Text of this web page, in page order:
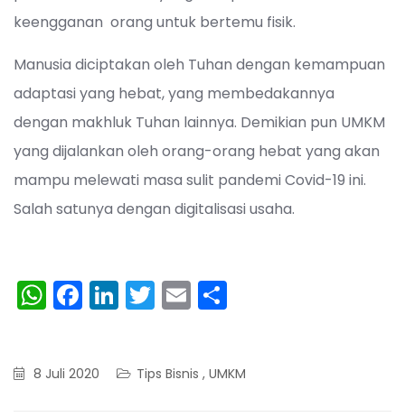
keengganan orang untuk bertemu fisik.
Manusia diciptakan oleh Tuhan dengan kemampuan
adaptasi yang hebat, yang membedakannya
dengan makhluk Tuhan lainnya. Demikian pun UMKM
yang dijalankan oleh orang-orang hebat yang akan
mampu melewati masa sulit pandemi Covid-19 ini.
Salah satunya dengan digitalisasi usaha.
W
h
ts
F
a
e
Li
n
e
T
w
er
E
m
l e
8 Juli 2020 Tips Bisnis , UMKM